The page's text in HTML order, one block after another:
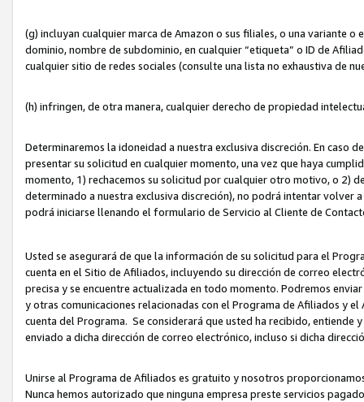
(g) incluyan cualquier marca de Amazon o sus filiales, o una variante
dominio, nombre de subdominio, en cualquier “etiqueta” o ID de
cualquier sitio de redes sociales (consulte una lista no exhaustiva de
(h) infringen, de otra manera, cualquier derecho de propiedad
Determinaremos la idoneidad a nuestra exclusiva discreción. En caso
presentar su solicitud en cualquier momento, una vez que haya
momento, 1) rechacemos su solicitud por cualquier otro motivo, o 2)
determinado a nuestra exclusiva discreción), no podrá intentar volver
podrá iniciarse llenando el formulario de Servicio al Cliente de
Usted se asegurará de que la información de su solicitud para el
cuenta en el Sitio de Afiliados, incluyendo su dirección de correo
precisa y se encuentre actualizada en todo momento. Podremos
y otras comunicaciones relacionadas con el Programa de Afiliados y
cuenta del Programa. Se considerará que usted ha recibido, entiende
enviado a dicha dirección de correo electrónico, incluso si dicha
Unirse al Programa de Afiliados es gratuito y nosotros
Nunca hemos autorizado que ninguna empresa preste servicios